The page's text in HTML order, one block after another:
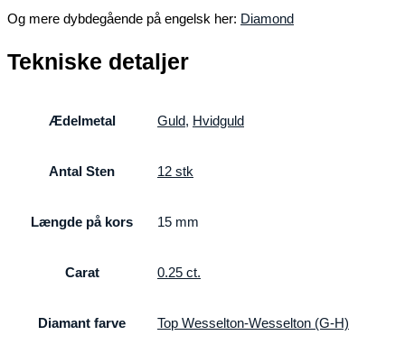
Og mere dybdegående på engelsk her: Diamond
Tekniske detaljer
Ædelmetal Guld, Hvidguld
Antal Sten 12 stk
Længde på kors 15 mm
Carat 0.25 ct.
Diamant farve Top Wesselton-Wesselton (G-H)